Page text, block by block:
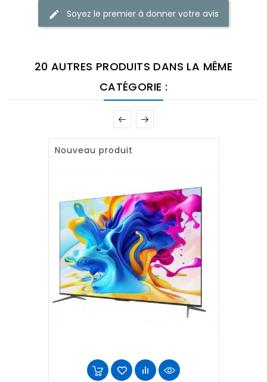
Soyez le premier à donner votre avis
20 AUTRES PRODUITS DANS LA MÊME
CATÉGORIE :
Nouveau produit